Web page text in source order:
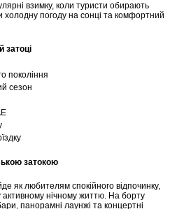
взимку, коли туристи обирають
холодну погоду на сонці та комфортний
затоці
покоління
сезон
затокою
як любителям спокійного відпочинку,
активному нічному життю. На борту
панорамні лаунжі та концертні